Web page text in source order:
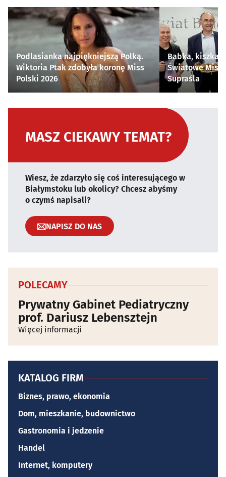
Podlasianka najpiękniejszą Polką.
Wiktoria Ptak zdobyła koronę Miss
Polski 2026
Babka, kiszka i
Światowe
Supraśla
MASZ CIEKAWY TEMAT?
Wiesz, że zdarzyło się coś interesującego w
Białymstoku lub okolicy? Chcesz abyśmy
o czymś napisali?
NAPISZ DO NAS
POLECAMY
Prywatny Gabinet Pediatryczny
prof. Dariusz Lebensztejn
Więcej informacji
KATALOG FIRM
Biznes, prawo, ekonomia
Dom, mieszkanie, budownictwo
Gastronomia i jedzenie
Handel
Internet, komputery